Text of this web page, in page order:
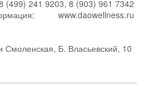
(499) 241 9203, 8 (903) 961 7342
www.daowellness.ru
Смоленская, Б. Власьевский, 10